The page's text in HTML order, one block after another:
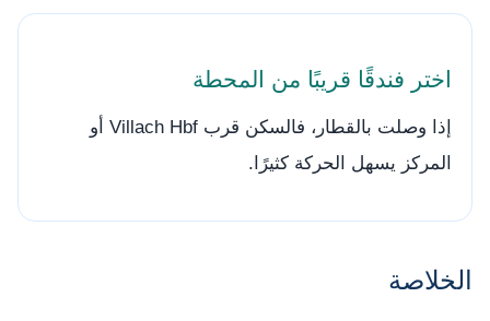
اختر فندقًا قريبًا من المحطة
إذا وصلت بالقطار، فالسكن قرب Villach Hbf أو
المركز يسهل الحركة كثيرًا.
الخلاصة